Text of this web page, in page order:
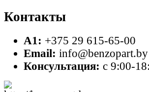
Контакты
A1: +375 29 615-65-00
Email: info@benzopart.by
Консультация: с 9:00-